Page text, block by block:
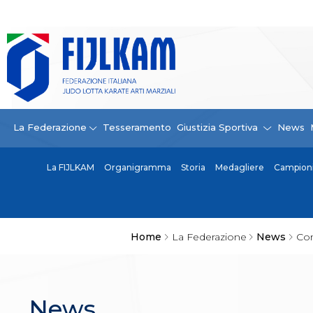
La Federazione Tesseramento Giustizia Sportiva News
La FIJLKAM Organigramma Storia Medagliere
Home La Federazione News
La Federazione
La FIJLKAM
Organigramma
Storia
Campioni di tutti i tempi
News
Convenzioni
Contatti
Safeguarding Policy